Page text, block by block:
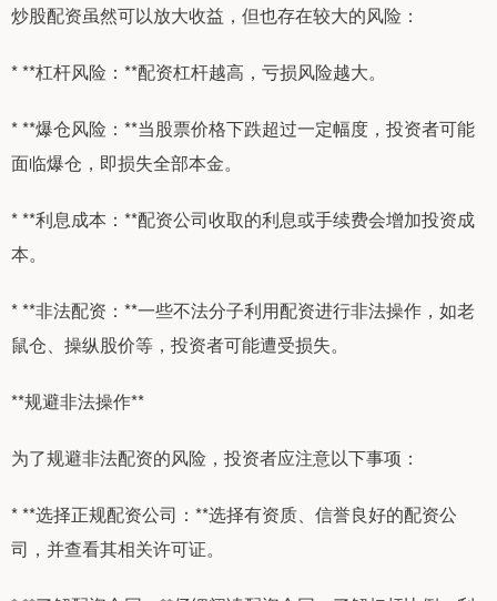
炒股配资虽然可以放大收益，但也存在较大的风险：
* **杠杆风险：**配资杠杆越高，亏损风险越大。
* **爆仓风险：**当股票价格下跌超过一定幅度，投资者可能
面临爆仓，即损失全部本金。
* **利息成本：**配资公司收取的利息或手续费会增加投资成
本。
* **非法配资：**一些不法分子利用配资进行非法操作，如老
鼠仓、操纵股价等，投资者可能遭受损失。
**规避非法操作**
为了规避非法配资的风险，投资者应注意以下事项：
* **选择正规配资公司：**选择有资质、信誉良好的配资公
司，并查看其相关许可证。